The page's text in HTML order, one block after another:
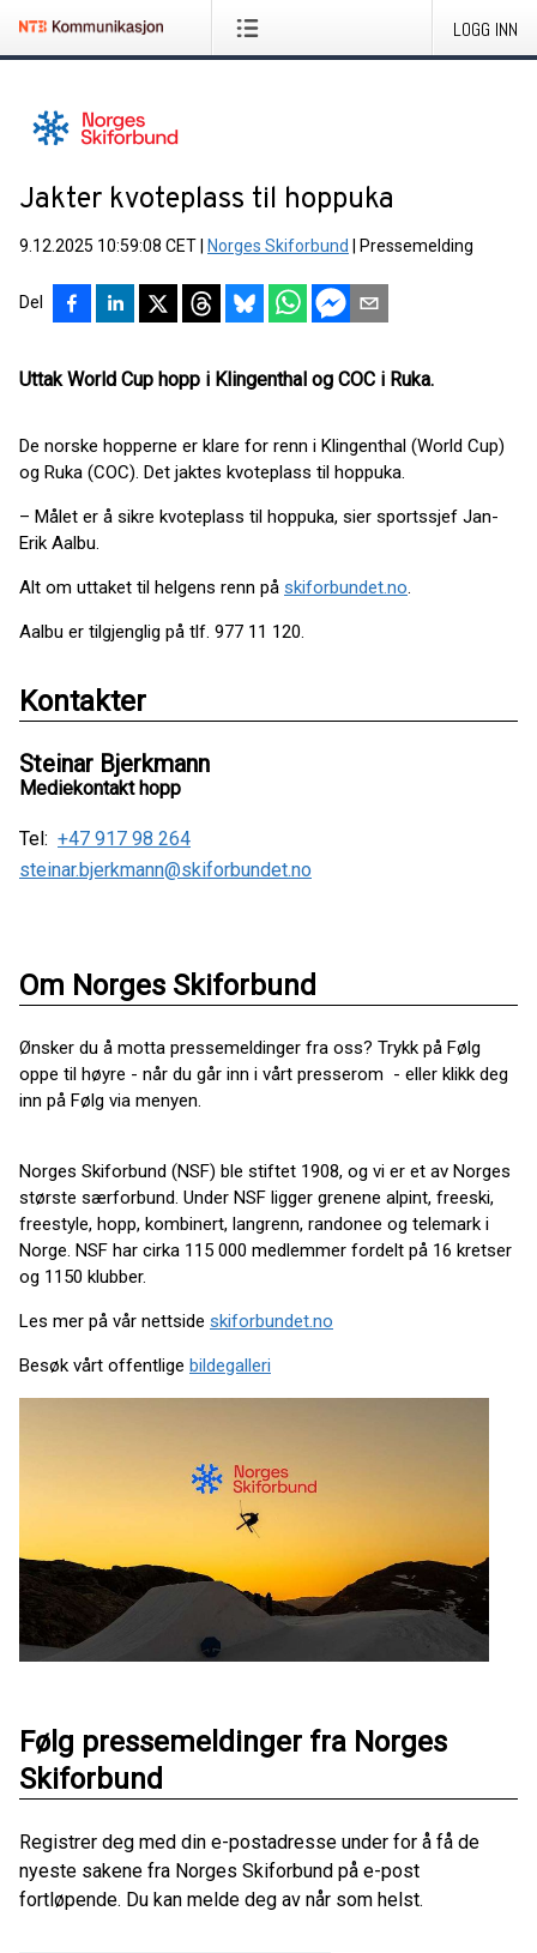
LOGG INN
Jakter kvoteplass til hoppuka
9.12.2025 10:59:08 CET Norges Skiforbund Pressemelding
Del
Uttak World Cup hopp i Klingenthal og COC i Ruka.
De norske hopperne er klare for renn i Klingenthal (World Cup)
og Ruka (COC). Det jaktes kvoteplass til hoppuka.
– Målet er å sikre kvoteplass til hoppuka, sier sportssjef Jan-
Erik Aalbu.
Alt om uttaket til helgens renn på skiforbundet.no.
Aalbu er tilgjenglig på tlf. 977 11 120.
Kontakter
Steinar Bjerkmann
Mediekontakt hopp
Tel: +47 917 98 264
steinar.bjerkmann@skiforbundet.no
Om Norges Skiforbund
Ønsker du å motta pressemeldinger fra oss? Trykk på Følg
oppe til høyre - når du går inn i vårt presserom - eller klikk deg
inn på Følg via menyen.
Norges Skiforbund (NSF) ble stiftet 1908, og vi er et av Norges
største særforbund. Under NSF ligger grenene alpint, freeski,
freestyle, hopp, kombinert, langrenn, randonee og telemark i
Norge. NSF har cirka 115 000 medlemmer fordelt på 16 kretser
og 1150 klubber.
Les mer på vår nettside skiforbundet.no
Besøk vårt offentlige bildegalleri
Følg pressemeldinger fra Norges
Skiforbund
Registrer deg med din e-postadresse under for å få de
nyeste sakene fra Norges Skiforbund på e-post
fortløpende. Du kan melde deg av når som helst.